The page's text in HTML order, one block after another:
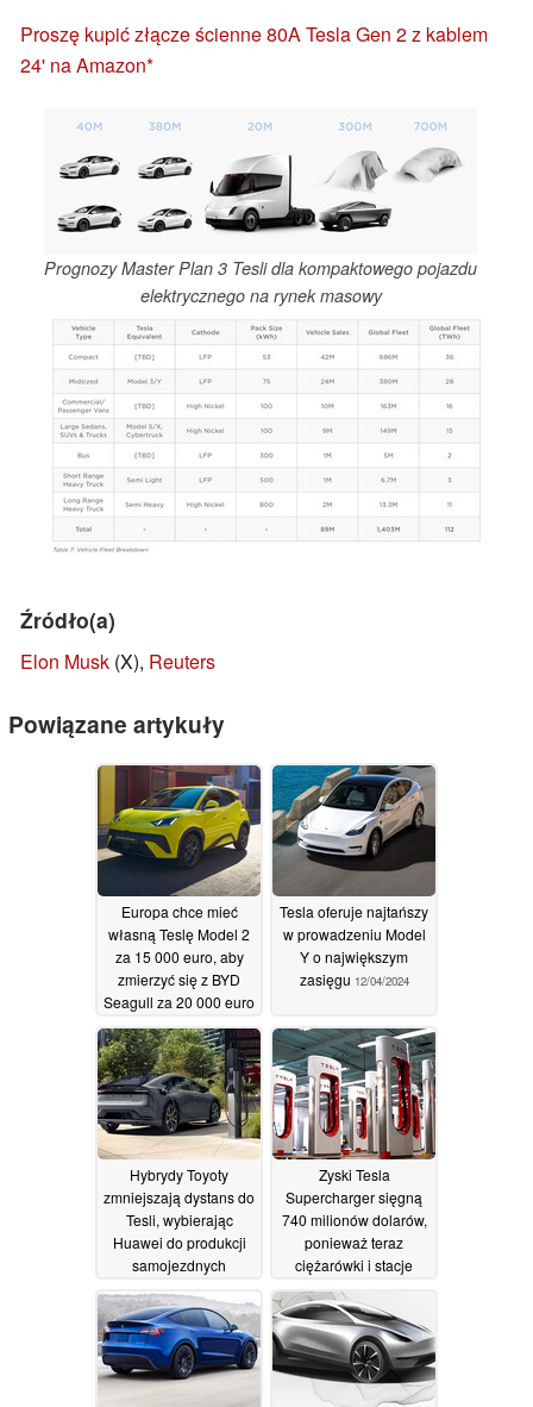
Proszę kupić złącze ścienne 80A Tesla Gen 2 z kablem
24' na Amazon
Prognozy Master Plan 3 Tesli dla kompaktowego pojazdu
elektrycznego na rynek masowy
Źródło(a)
Elon Musk (X), Reuters
Powiązane artykuły
Europa chce mieć
własną Teslę Model 2
za 15 000 euro, aby
zmierzyć się z BYD
Seagull za 20 000 euro
12/09/2025
Tesla oferuje najtańszy
w prowadzeniu Model
Y o największym
zasięgu 12/04/2024
Hybrydy Toyoty
zmniejszają dystans do
Tesli, wybierając
Huawei do produkcji
samojezdnych
elektrycznych10/04/2024
Zyski Tesla
Supercharger sięgną
740 milionów dolarów,
ponieważ teraz
ciężarówki i stacje
prefabrykowane są
instalowane o 50%
szybciej09/04/2024